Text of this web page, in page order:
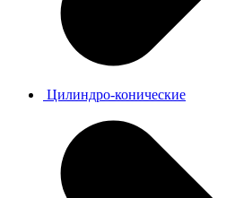
Цилиндро-конические